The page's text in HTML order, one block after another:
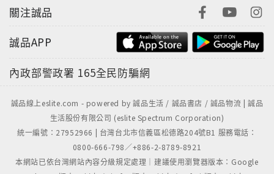
樣的國際大都市，農民一樣擁有權利與尊嚴向世人證明
大自然和農民的價值。 法蘭西民族經歷過戰爭的硝煙、
革命的狂熱、理想主義的憧憬。它以獨特的精神氣質始
終活躍在歐洲歷史的舞臺上，曾是歐洲的第一主角，也
做過他人勝利的墊腳石。它一次次受挫，又一次次重新
於歐洲四大經濟體之列，已是歐洲力量與聲音的代表，
更成為世界重要的文化創造者與輸出者。
作為一本歷史普及讀物，本書並沒有鴻篇巨制與面面俱
到的妄想，而是選取典型性的歷史事件，串連出法國歷
史發展的整體輪廓，讓讀者在有限的篇幅中感受到足夠
關注誠品
誠品APP
內政部警政署 165全民防騙網
誠品線上eslite.com - powered by 誠品生活 / 誠品書店 / 誠品物流 | 誠品
生活股份有限公司 (eslite Spectrum Corporation)
統一編號：27952966 | 台灣台北市信義區松德路204號B1 服務電話：
0800-666-798／+886-2-8789-8921
本網站已依台灣網站內容分級規定處理｜建議使用瀏覽器版本：Google